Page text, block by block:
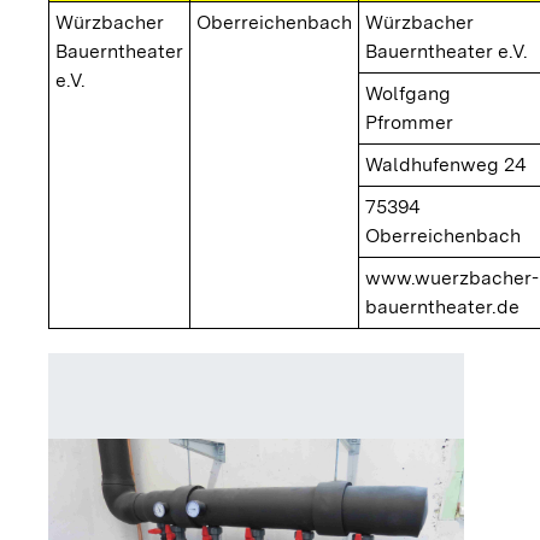
Würzbacher
Bauerntheater
e.V.
Oberreichenbach
Würzbacher
Bauerntheater e.V.
Wolfgang
Pfrommer
Waldhufenweg 24
75394
Oberreichenbach
www.wuerzbacher-
bauerntheater.de